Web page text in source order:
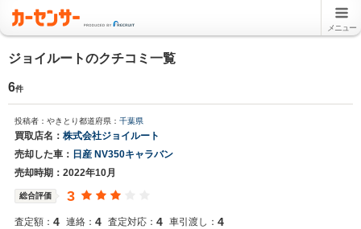
メニュー
ジョイルートのクチコミ一覧
6件
投稿者：やきとり都道府県： 千葉県
買取店名： 株式会社ジョイルート
売却した車： 日産 NV350キャラバン
売却時期：2022年10月
総合評価 3
査定額： 4 連絡： 4 査定対応： 4 車引渡し： 4